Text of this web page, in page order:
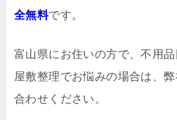
全無料です。
富山県にお住いの方で、不用
屋敷整理でお悩みの場合は、
合わせください。